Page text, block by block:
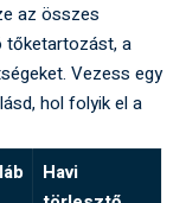
az összes
tőketartozást, a
Vezess egy
hol folyik el a
Havi